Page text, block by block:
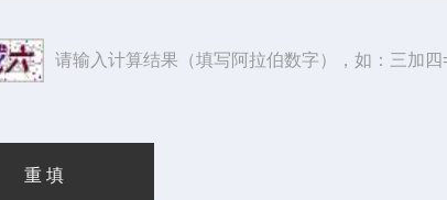
请输入计算结果（填写阿拉伯数字），如：三加四